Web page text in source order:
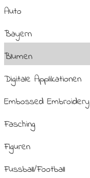
Auto
Bayern
Blumen
Digitale Applikationen
Embossed Embroidery
Fasching
Figuren
Fussball/Football